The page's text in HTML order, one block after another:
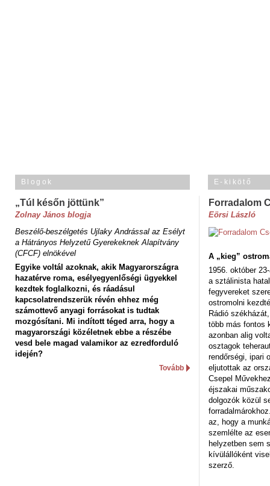
Blogok
„Túl későn jöttünk”
Zolnay János blogja
Beszélő-beszélgetés Ujlaky Andrással az Esélyt
a Hátrányos Helyzetű Gyerekeknek Alapítvány
(CFCF) elnökével
Egyike voltál azoknak, akik Magyarországra
hazatérve roma, esélyegyenlőségi ügyekkel
kezdtek foglalkozni, és ráadásul
kapcsolatrendszerük révén ehhez még
számottevő anyagi forrásokat is tudtak
mozgósítani. Mi indított téged arra, hogy a
magyarországi közéletnek ebbe a részébe
vesd bele magad valamikor az ezredforduló
idején?
Tovább
E-kikötő
Forradalom
Eörsi László
A „kieg”
1956. október
a sztálinista
fegyvereket
ostromolni
Rádió
több más fontos
azonban alig
osztagok
rendőrségi, ipari
eljutottak az
Csepel
éjszakai
dolgozók közül
az, hogy a
szemlélte az
helyzetben sem
kívülállóként
szerző.